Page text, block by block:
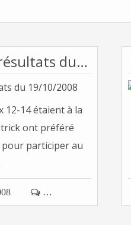
Mise à jour des résultats du 19/10/2008
12-14 étaient à la
ont préféré
participer au
 …